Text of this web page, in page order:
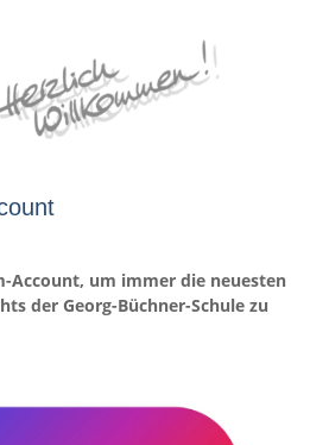
Account, um immer die neuesten
der Georg-Büchner-Schule zu